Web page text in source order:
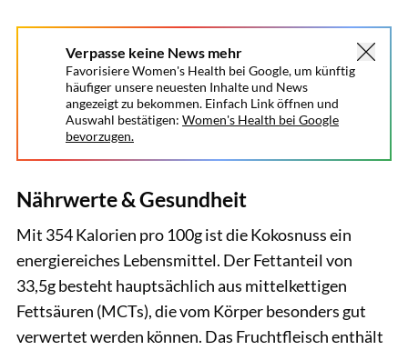
Verpasse keine News mehr
Favorisiere Women's Health bei Google, um künftig
häufiger unsere neuesten Inhalte und News
angezeigt zu bekommen. Einfach Link öffnen und
Auswahl bestätigen: Women's Health bei Google
bevorzugen.
Nährwerte & Gesundheit
Mit 354 Kalorien pro 100g ist die Kokosnuss ein
energiereiches Lebensmittel. Der Fettanteil von
33,5g besteht hauptsächlich aus mittelkettigen
Fettsäuren (MCTs), die vom Körper besonders gut
verwertet werden können. Das Fruchtfleisch enthält